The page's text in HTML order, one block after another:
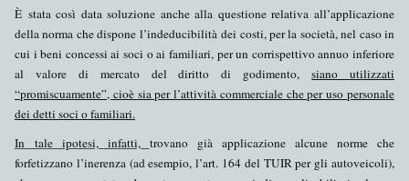
È stata così data soluzione anche alla questione relativa all’applicazione
della norma che dispone l’indeducibilità dei costi, per la società, nel caso in
cui i beni concessi ai soci o ai familiari, per un corrispettivo annuo inferiore
al valore di mercato del diritto di godimento,sianoutilizzati
“promiscuamente”, cioè sia per l’attività commerciale che per uso personale
dei detti soci o familiari.
In tale ipotesi, infatti, trovano già applicazione alcune norme che
forfetizzano l’inerenza (ad esempio, l’art. 164 del TUIR per gli autoveicoli),